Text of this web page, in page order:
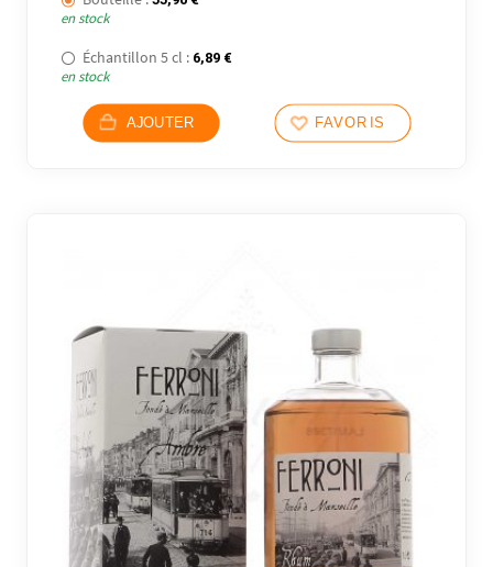
en stock
Échantillon 5 cl : 6,89 €
en stock
AJOUTER FAVORIS